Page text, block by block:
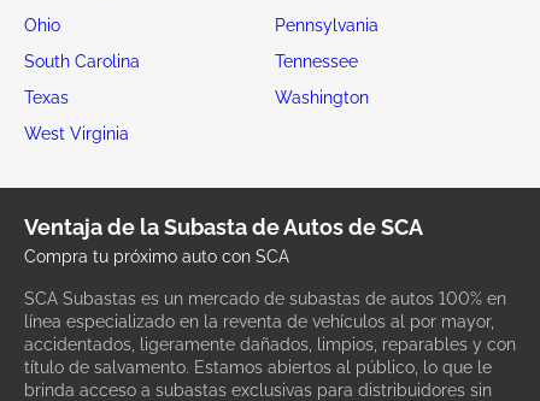
Ohio
Pennsylvania
South Carolina
Tennessee
Texas
Washington
West Virginia
Ventaja de la Subasta de Autos de SCA
Compra tu próximo auto con SCA
SCA Subastas es un mercado de subastas de autos 100% en
línea especializado en la reventa de vehículos al por mayor,
accidentados, ligeramente dañados, limpios, reparables y con
título de salvamento. Estamos abiertos al público, lo que le
brinda acceso a subastas exclusivas para distribuidores sin